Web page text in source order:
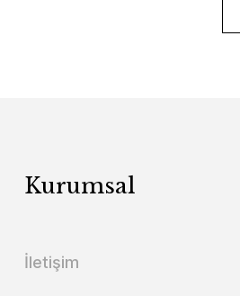
Kurumsal
İletişim